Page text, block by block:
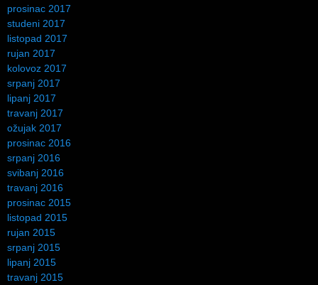
prosinac 2017
studeni 2017
listopad 2017
rujan 2017
kolovoz 2017
srpanj 2017
lipanj 2017
travanj 2017
ožujak 2017
prosinac 2016
srpanj 2016
svibanj 2016
travanj 2016
prosinac 2015
listopad 2015
rujan 2015
srpanj 2015
lipanj 2015
travanj 2015